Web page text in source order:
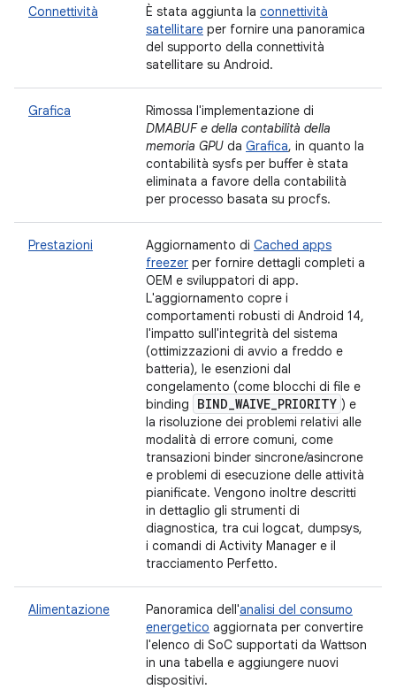
Connettività È stata aggiunta la connettività
satellitare per fornire una panoramica
del supporto della connettività
satellitare su Android.
Grafica
Rimossa l'implementazione di
DMABUF e della contabilità della
memoria GPU da Grafica, in quanto la
contabilità sysfs per buffer è stata
eliminata a favore della contabilità
per processo basata su procfs.
Prestazioni Aggiornamento di Cached apps
freezer per fornire dettagli completi a
OEM e sviluppatori di app.
L'aggiornamento copre i
comportamenti robusti di Android 14,
l'impatto sull'integrità del sistema
(ottimizzazioni di avvio a freddo e
batteria), le esenzioni dal
congelamento (come blocchi di file e
binding
BIND_WAIVE_PRIORITY ) e
la risoluzione dei problemi relativi alle
modalità di errore comuni, come
transazioni binder sincrone/asincrone
e problemi di esecuzione delle attività
pianificate. Vengono inoltre descritti
in dettaglio gli strumenti di
diagnostica, tra cui logcat, dumpsys,
i comandi di Activity Manager e il
tracciamento Perfetto.
Alimentazione Panoramica dell'analisi del consumo
energetico aggiornata per convertire
l'elenco di SoC supportati da Wattson
in una tabella e aggiungere nuovi
dispositivi.